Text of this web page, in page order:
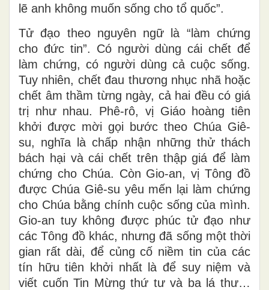
lẽ anh không muốn sống cho tổ quốc”.
Tử đạo theo nguyên ngữ là “làm chứng
cho đức tin”. Có người dùng cái chết để
làm chứng, có người dùng cả cuộc sống.
Tuy nhiên, chết đau thương nhục nhã hoặc
chết âm thầm từng ngày, cả hai đều có giá
trị như nhau. Phê-rô, vị Giáo hoàng tiên
khởi được mời gọi bước theo Chúa Giê-
su, nghĩa là chấp nhận những thử thách
bách hại và cái chết trên thập giá để làm
chứng cho Chúa. Còn Gio-an, vị Tông đồ
được Chúa Giê-su yêu mến lại làm chứng
cho Chúa bằng chính cuộc sống của mình.
Gio-an tuy không được phúc tử đạo như
các Tông đồ khác, nhưng đã sống một thời
gian rất dài, để củng cố niềm tin của các
tín hữu tiên khởi nhất là để suy niệm và
viết cuốn Tin Mừng thứ tư và ba lá thư…